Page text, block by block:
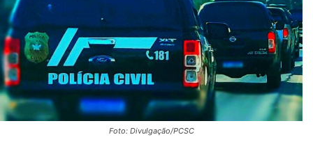
Foto: Divulgação/PCSC